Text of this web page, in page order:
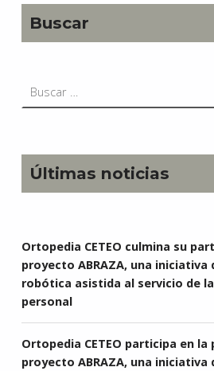
Buscar
Últimas noticias
Ortopedia CETEO culmina su
proyecto ABRAZA, una iniciativa
robótica asistida al servicio de
personal
Ortopedia CETEO participa en
proyecto ABRAZA, una iniciativa